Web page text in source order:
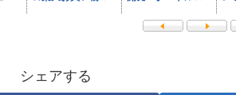
シェアする